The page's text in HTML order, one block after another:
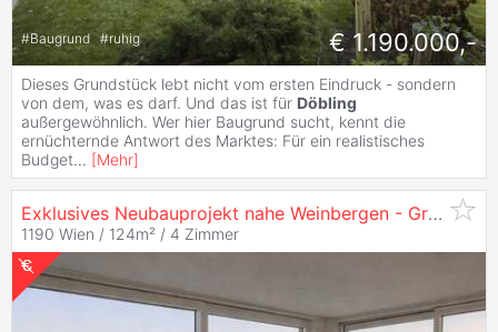
#Baugrund #ruhig € 1.190.000,-
Dieses Grundstück lebt nicht vom ersten Eindruck - sondern
von dem, was es darf. Und das ist für Döbling
außergewöhnlich. Wer hier Baugrund sucht, kennt die
ernüchternde Antwort des Marktes: Für ein realistisches
Budget... [Mehr]
Exklusives Neubauprojekt nahe Weinbergen - Grünlage 1190
1190 Wien / 124m² / 4 Zimmer